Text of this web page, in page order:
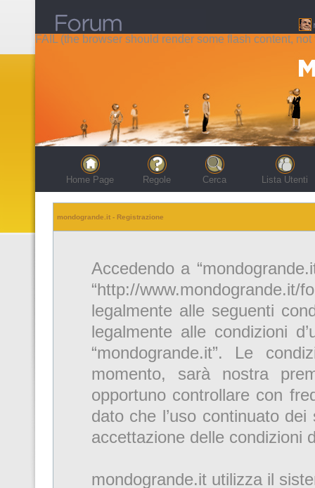
FAIL (the browser should render some flash content, not
Home Page Regole Cerca Lista Utenti
mondogrande.it - Registrazione
Accedendo a
“http://
legalmente alle seguenti
legalmente alle condizioni
“mondogrande.it”. Le
momento, sarà nostra
opportuno controllare con
dato che l’uso continuato
accettazione delle condizioni
mondogrande.it utilizza il